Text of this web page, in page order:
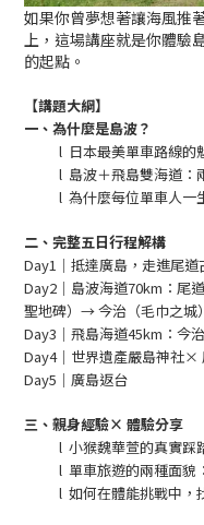
如果你曾夢想著讓海風推
上，這場講座就是你體驗
的起點。
【講題大綱】
一、為什麼是島波？
l 日本最美單車路線的
l 島波＋飛島雙海道：
l 為什麼每位單車人一
二、完整五日行程解構
Day1｜抵達廣島，走進尾
Day2｜島波海道70km：尾
聖地碑）→ 今治（毛巾之城）
Day3｜飛島海道45km：今
Day4｜世界遺產嚴島神社×
Day5｜廣島返台
三、親身經驗× 體驗分享
l 小猴魏華萱的真實踩
l 單車旅遊的兩種面貌
l 如何在體能挑戰中，